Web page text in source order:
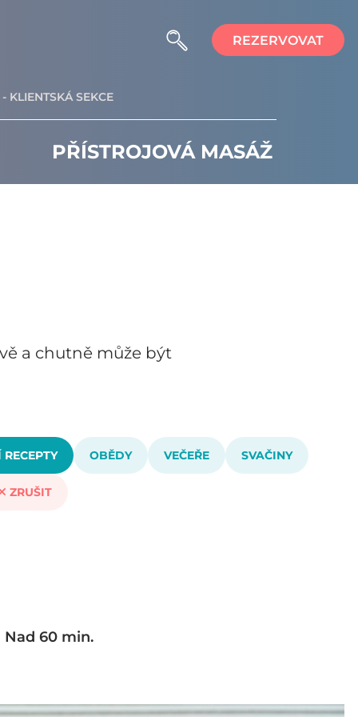
REZERVOVAT
- KLIENTSKÁ SEKCE
PŘÍSTROJOVÁ MASÁŽ
a chutně může být
OBĚDY VEČEŘE SVAČINY
ZRUŠIT
Nad 60 min.